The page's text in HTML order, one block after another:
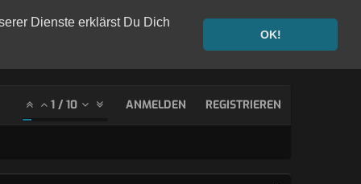
Dienste erklärst Du Dich
OK!
1 / 10 ANMELDEN REGISTRIEREN